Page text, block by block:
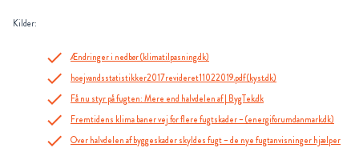
Kilder:
Ændringer i nedbør (klimatilpasning.dk)
hoejvandsstatistikker2017revideret11022019.pdf (kyst.dk)
Få nu styr på fugten: Mere end halvdelen af | BygTek.dk
Fremtidens klima baner vej for flere fugtskader – (energiforumdanmark.dk)
Over halvdelen af byggeskader skyldes fugt – de nye fugtanvisninger hjælper